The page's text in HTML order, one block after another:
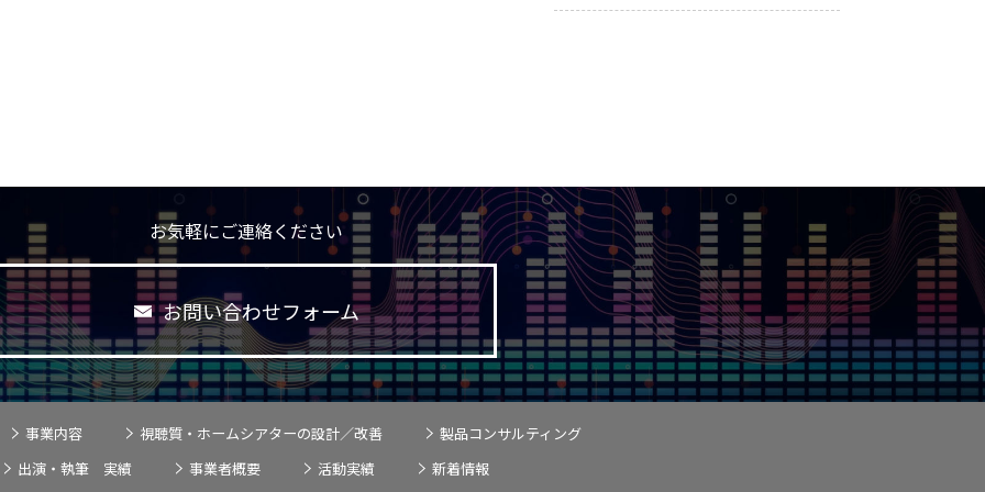
お気軽にご連絡ください
お問い合わせフォーム
事業内容 視聴質・ホームシアターの設計／改善
製品コンサルティング
出演・執筆 実績
事業者概要 活動実績 新着情報